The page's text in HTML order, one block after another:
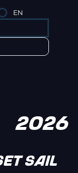
SAIL
EN
2026